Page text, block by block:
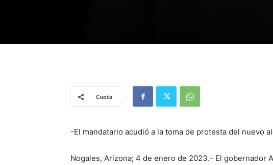
Cuota
-El mandatario acudió a la toma de protesta del nuevo
Nogales, Arizona; 4 de enero de 2023.- El gobernador